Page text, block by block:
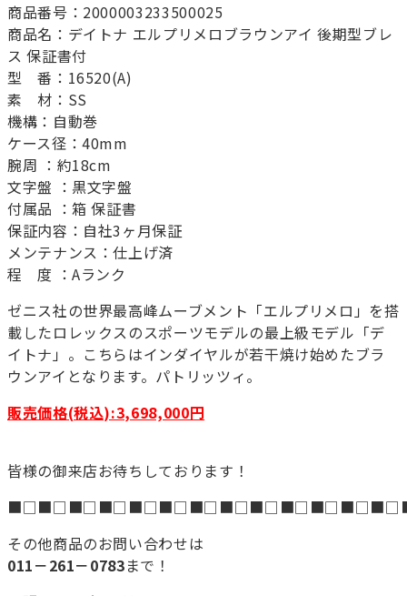
商品番号：2000003233500025
商品名：デイトナ エルプリメロブラウンアイ 後期型ブレ
ス 保証書付
型 番：16520(A)
素 材：SS
機構：自動巻
ケース径：40mm
腕周 ：約18cm
文字盤 ：黒文字盤
付属品 ：箱 保証書
保証内容：自社3ヶ月保証
メンテナンス：仕上げ済
程 度 ：Aランク
ゼニス社の世界最高峰ムーブメント「エルプリメロ」を搭
載したロレックスのスポーツモデルの最上級モデル「デ
イトナ」。こちらはインダイヤルが若干焼け始めたブラ
ウンアイとなります。パトリッツィ。
販売価格(税込):3,698,000円
皆様の御来店お待ちしております！
その他商品のお問い合わせは
011－261－0783まで！